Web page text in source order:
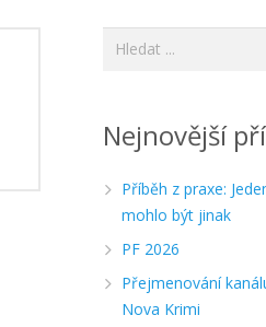
Nejnovější
Příběh z praxe:
mohlo být jinak
PF 2026
Přejmenování
Nova Krimi